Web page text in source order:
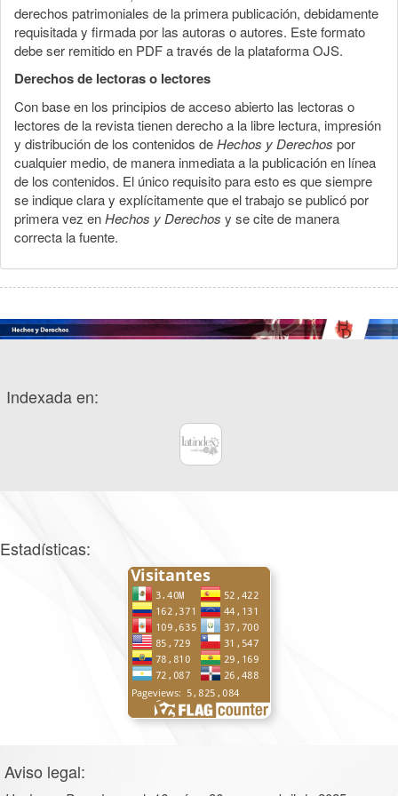
derechos patrimoniales de la primera publicación, debidamente
requisitada y firmada por las autoras o autores. Este formato
debe ser remitido en PDF a través de la plataforma OJS.
Derechos de lectoras o lectores
Con base en los principios de acceso abierto las lectoras o
lectores de la revista tienen derecho a la libre lectura, impresión
y distribución de los contenidos deHechos y Derechos por
cualquier medio, de manera inmediata a la publicación en línea
de los contenidos. El único requisito para esto es que siempre
se indique clara y explícitamente que el trabajo se publicó por
primera vez enHechos y Derechos y se cite de manera
correcta la fuente.
Indexada en:
Estadísticas:
Aviso legal: